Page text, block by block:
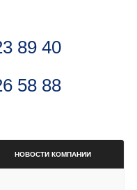
89 40
58 88
НОВОСТИ КОМПАНИИ